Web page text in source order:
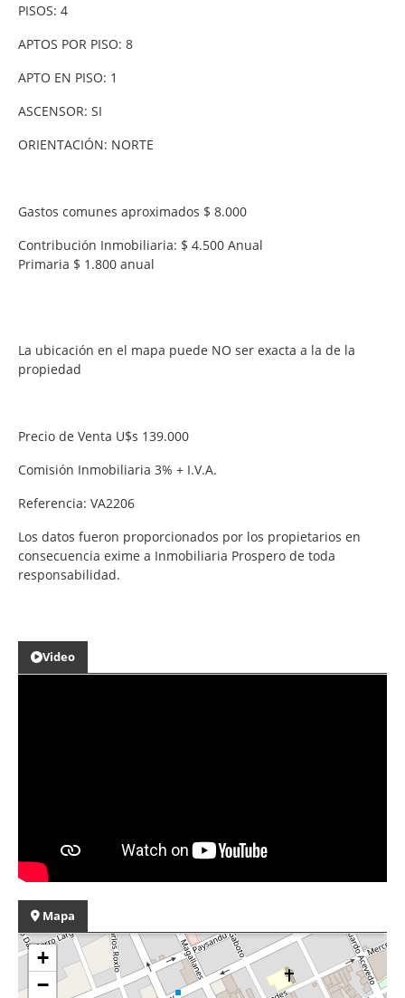
PISOS: 4
APTOS POR PISO: 8
APTO EN PISO: 1
ASCENSOR: SI
ORIENTACIÓN: NORTE
Gastos comunes aproximados $ 8.000
Contribución Inmobiliaria: $ 4.500 Anual
Primaria $ 1.800 anual
La ubicación en el mapa puede NO ser exacta a la de la
propiedad
Precio de Venta U$s 139.000
Comisión Inmobiliaria 3% + I.V.A.
Referencia: VA2206
Los datos fueron proporcionados por los propietarios en
consecuencia exime a Inmobiliaria Prospero de toda
responsabilidad.
Video
Mapa
+
−